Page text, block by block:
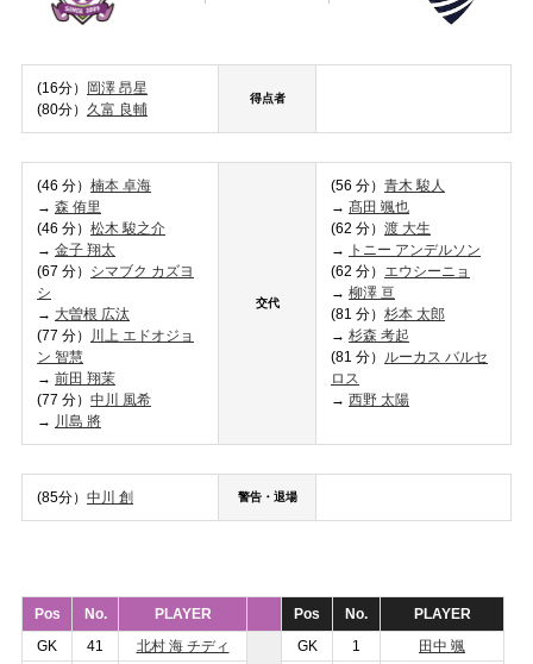
(16分） 岡澤 昂星
(80分） 久富 良輔
得点者
(46 分） 楠本 卓海
→ 森 侑里
(46 分） 松木 駿之介
→ 金子 翔太
(67 分） シマブク カズヨ
シ
→ 大曽根 広汰
(77 分）
川上 エドオジョ
ン 智慧
→ 前田 翔茉
(77 分） 中 川 風希
→ 川島 將
交代
(56 分） 青木 駿人
→ 髙田 颯也
(62 分） 渡 大生
→
トニー アンデルソン
(62 分） エウシーニョ
→ 柳澤 亘
(81 分） 杉本 太郎
→ 杉森 考起
(81 分）
ルーカス バルセ
ロス
→ 西野 太陽
(85分） 中川 創 警告・退場
Pos No. PLAYER Pos No.
PLAYER
GK
41 北村 海 チディ GK 1
田中 颯